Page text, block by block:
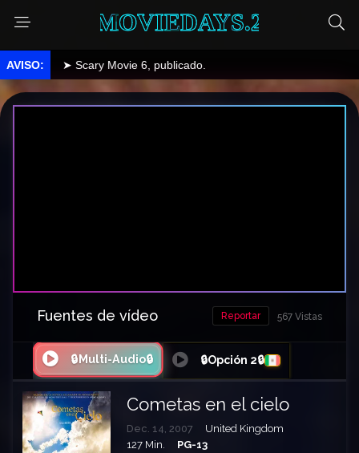
MOVIEDAYS.2
➤ Scary Movie 6, publicado.
Fuentes de vídeo 567 Vistas
Reportar
🔒Multi-Audio🔒 🔒Opción 2🔒
Cometas en el cielo
Dec. 14, 2007
United Kingdom
127 Min.
PG-13